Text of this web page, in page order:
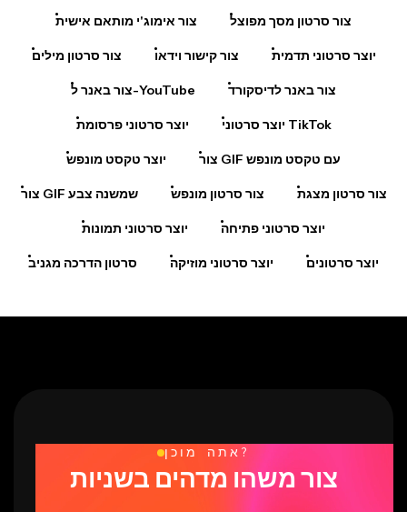
צור אימוג'י מותאם אישית צור סרטון מסך מפוצל
צור סרטון מילים צור קישור וידאו יוצר סרטוני תדמית
צור באנר ל-YouTube צור באנר לדיסקורד
יוצר סרטוני פרסומת יוצר סרטוני TikTok
יוצר טקסט מונפש צור GIF עם טקסט מונפש
צור GIF שמשנה צבע צור סרטון מונפש צור סרטון מצגת
יוצר סרטוני תמונות יוצר סרטוני פתיחה
סרטון הדרכה מגניב יוצר סרטוני מוזיקה יוצר סרטונים
אתה מוכן?
צור משהו מדהים בשניות